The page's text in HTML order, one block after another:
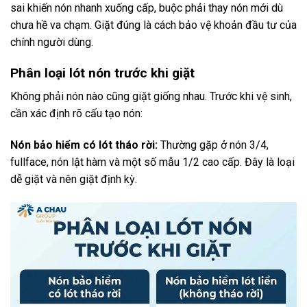
sai khiến nón nhanh xuống cấp, buộc phải thay nón mới dù
chưa hề va chạm. Giặt đúng là cách bảo vệ khoản đầu tư của
chính người dùng.
Phân loại lót nón trước khi giặt
Không phải nón nào cũng giặt giống nhau. Trước khi vệ sinh,
cần xác định rõ cấu tạo nón:
Nón bảo hiểm có lót tháo rời: Thường gặp ở nón 3/4,
fullface, nón lật hàm và một số mẫu 1/2 cao cấp. Đây là loại
dễ giặt và nên giặt định kỳ.